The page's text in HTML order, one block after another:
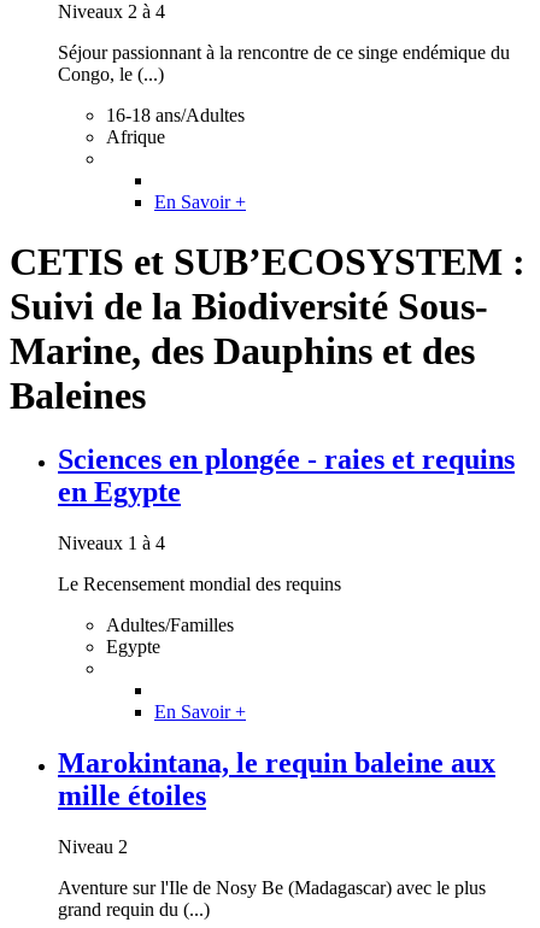
Niveaux 2 à 4
Séjour passionnant à la rencontre de ce singe endémique du
Congo, le (...)
16-18 ans/Adultes
Afrique
En Savoir +
CETIS et SUB’ECOSYSTEM :
Suivi de la Biodiversité Sous-
Marine, des Dauphins et des
Baleines
Sciences en plongée - raies et requins
en Egypte
Niveaux 1 à 4
Le Recensement mondial des requins
Adultes/Familles
Egypte
En Savoir +
Marokintana, le requin baleine aux
mille étoiles
Niveau 2
Aventure sur l'Ile de Nosy Be (Madagascar) avec le plus
grand requin du (...)